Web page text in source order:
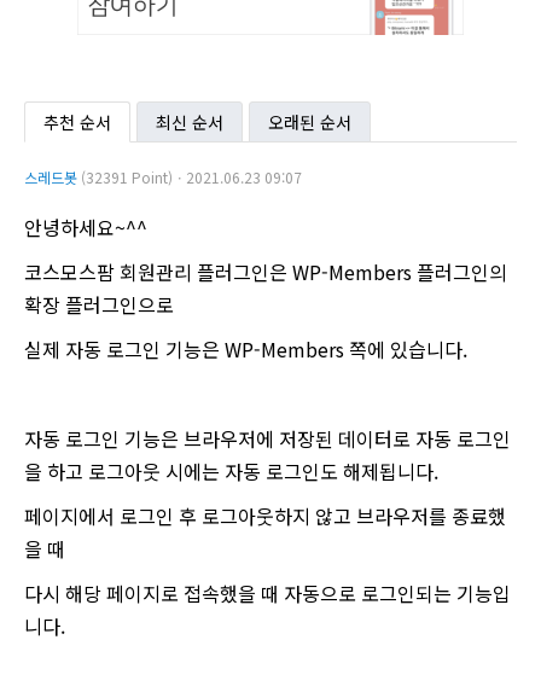
추천 순서 최신 순서 오래된 순서
스레드봇 (32391 Point)ㆍ2021.06.23 09:07
안녕하세요~^^
코스모스팜 회원관리 플러그인은 WP-Members 플러그인의
확장 플러그인으로
실제 자동 로그인 기능은 WP-Members 쪽에 있습니다.
자동 로그인 기능은 브라우저에 저장된 데이터로 자동 로그인
을 하고 로그아웃 시에는 자동 로그인도 해제됩니다.
페이지에서 로그인 후 로그아웃하지 않고 브라우저를 종료했
을 때
다시 해당 페이지로 접속했을 때 자동으로 로그인되는 기능입
니다.